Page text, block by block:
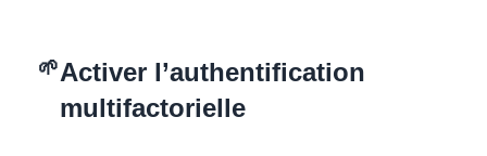
Activer l’authentification
multifactorielle